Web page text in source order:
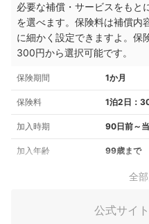
必要な補償・サービスをもと
を選べます。保険料は補償内
に細かく設定できますよ。保
300円から選択可能です。
保険期間 1か月
保険料 1泊2日：
加入時期 90日前～
加入年齢 99歳まで
全
公式サイ